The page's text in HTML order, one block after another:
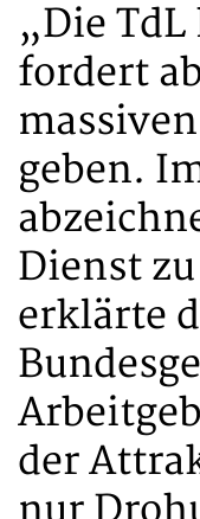
„Die
fordert
geben.
Dienst
erklärte
der